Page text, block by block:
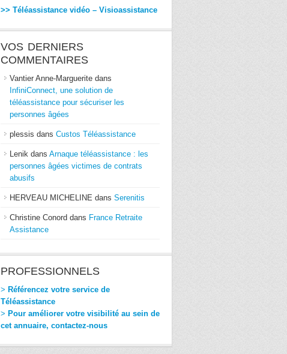
>> Téléassistance vidéo – Visioassistance
VOS DERNIERS
COMMENTAIRES
Vantier Anne-Marguerite dans
InfiniConnect, une solution de
téléassistance pour sécuriser les
personnes âgées
plessis dans Custos Téléassistance
Lenik dans Arnaque téléassistance : les
personnes âgées victimes de contrats
abusifs
HERVEAU MICHELINE dans Serenitis
Christine Conord dans France Retraite
Assistance
PROFESSIONNELS
> Référencez votre service de
Téléassistance
> Pour améliorer votre visibilité au sein de
cet annuaire, contactez-nous